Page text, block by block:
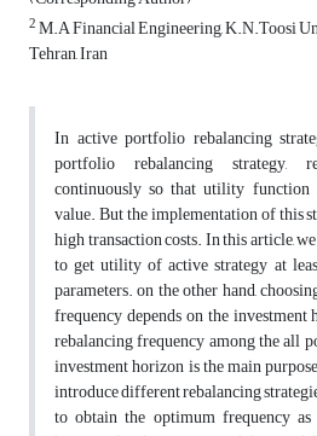
2M.A Financial Engineering, K.N.Toosi
Tehran, Iran
In active portfolio rebalancing
portfolio rebalancing strategy,
continuously so that utility function
value. But the implementation of this
high transaction costs. In this article,
to get utility of active strategy at
parameters. on the other hand,
frequency depends on the
rebalancing frequency among the all
investment horizon is the main
introduce different rebalancing
to obtain the optimum frequency